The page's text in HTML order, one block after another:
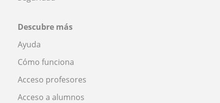
Descubre más
Ayuda
Cómo funciona
Acceso profesores
Acceso a alumnos